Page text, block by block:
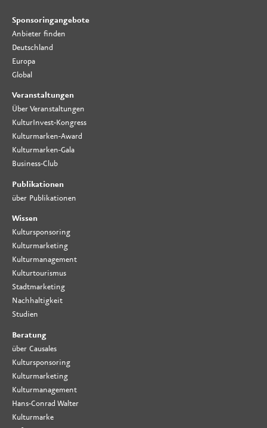
Sponsoringangebote
Anbieter finden
Deutschland
Europa
Global
Veranstaltungen
Über Veranstaltungen
KulturInvest-Kongress
Kulturmarken-Award
Kulturmarken-Gala
Business-Club
Publikationen
über Publikationen
Wissen
Kultursponsoring
Kulturmarketing
Kulturmanagement
Kulturtourismus
Stadtmarketing
Nachhaltigkeit
Studien
Beratung
über Causales
Kultursponsoring
Kulturmarketing
Kulturmanagement
Hans-Conrad Walter
Kulturmarke